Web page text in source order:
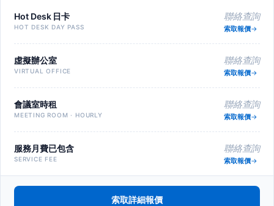
Hot Desk 日卡
HOT DESK DAY PASS
聯絡查詢
索取報價
虛擬辦公室
VIRTUAL OFFICE
聯絡查詢
索取報價
會議室時租
MEETING ROOM · HOURLY
聯絡查詢
索取報價
服務月費已包含
SERVICE FEE
聯絡查詢
索取報價
索取詳細報價